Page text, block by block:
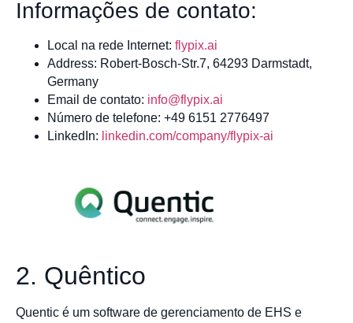
Informações de contato:
Local na rede Internet: flypix.ai
Address: Robert-Bosch-Str.7, 64293 Darmstadt,
Germany
Email de contato: info@flypix.ai
Número de telefone: +49 6151 2776497
LinkedIn: linkedin.com/company/flypix-ai
2. Quêntico
Quentic é um software de gerenciamento de EHS e